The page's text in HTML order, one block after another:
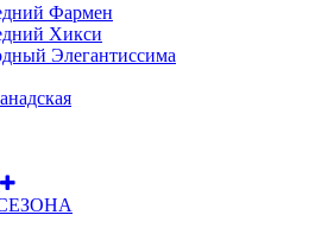
Фармен
Хикси
Элегантиссима